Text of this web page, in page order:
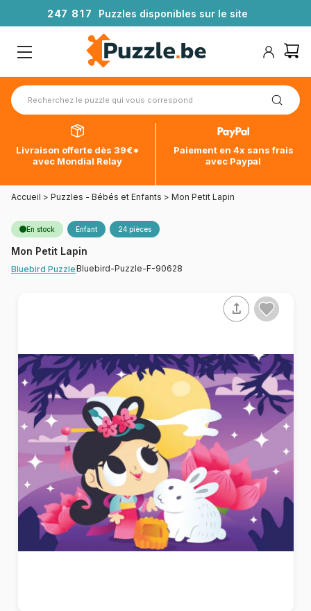
247 81 7 Puzzles disponibles sur le site
Livraison offerte dès 39€*
avec Mondial Relay
Paiement en 4x sans frais
avec Paypal
Accueil > Puzzles - Bébés et Enfants > Mon Petit Lapin
En stock Enfant 24 pièces
Mon Petit Lapin
Bluebird PuzzleBluebird-Puzzle-F-90628